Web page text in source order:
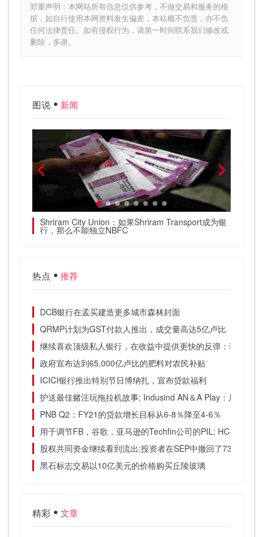
郑重声明：本网站所有信息仅供参考，不做交易和服务的根
据，如自行使用本网资料发生偏差，本站概不负责，亦不负
任何法律责任。如有侵权行为，请第一时间联系我们修改或
删除，多谢。
图说 新闻
Shriram City Union：如果Shriram Transport成为银
行，那么不能独立NBFC
热点 推荐
DCB银行在孟买建造更多城市森林封面
QRMP计划为GST付款人推出，成交量高达5亿卢比
继续喜欢顶级私人银行，在收益中提供更快的反弹：菲利普尔
政府宣布达到65,000亿卢比的肥料对农民补贴
ICICI银行推出特别节日博纳扎，宣布贷款福利
护送最佳赌注玩拖拉机故事; Indusind AN＆A Play：尺寸
PNB Q2：FY21的贷款增长目标从6-8％降至4-6％
用于调节FB，谷歌，亚马逊的Techfin公司的PIL; HC寻求中
股权共同资金继续看到流出;投资者在SEP中撤回了734亿卢比
黑石标志交易以10亿美元的价格购买丘陵玻璃
精彩 文章